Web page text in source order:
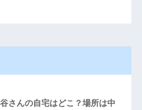
さんの自宅はどこ？場所は中